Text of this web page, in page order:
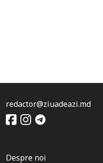
redactor@ziuadeazi.md
Despre noi